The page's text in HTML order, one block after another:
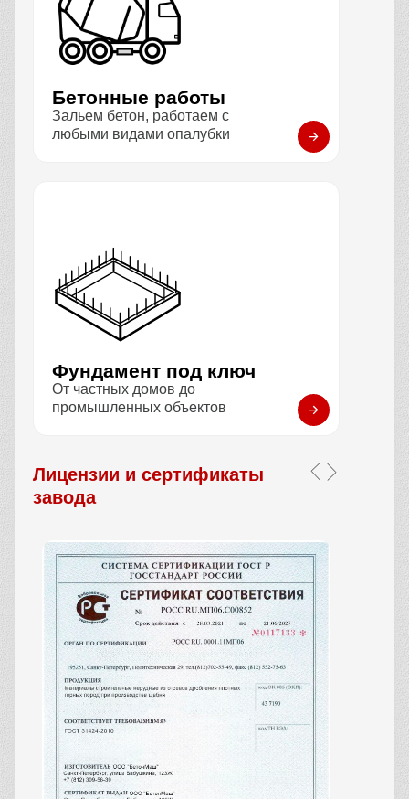
Бетонные работы
Зальем бетон, работаем с
любыми видами опалубки
Фундамент под ключ
От частных домов до
промышленных объектов
Лицензии и сертификаты
завода